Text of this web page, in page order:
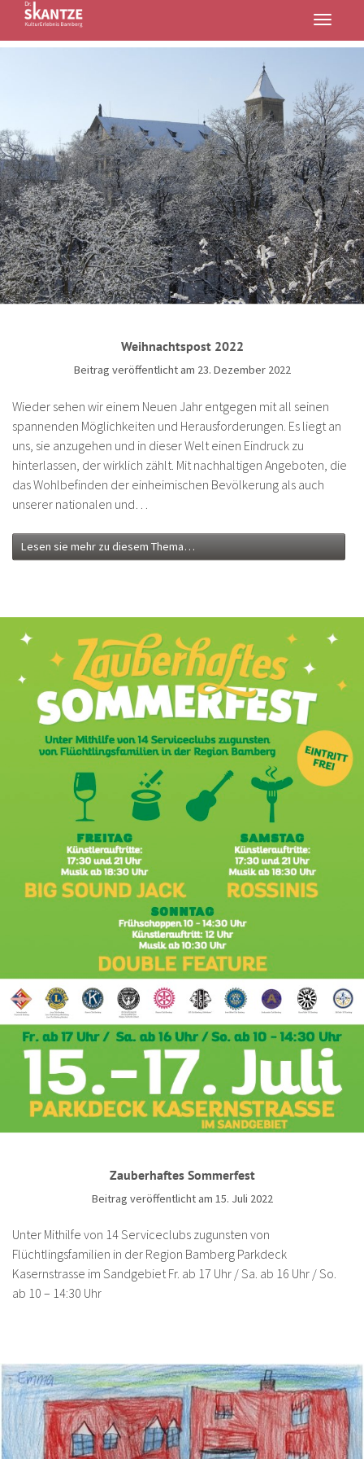
Toggle
Weihnachtspost 2022
Beitrag veröffentlicht am 23. Dezember 2022
Wieder sehen wir einem Neuen Jahr entgegen mit all seinen
spannenden Möglichkeiten und Herausforderungen. Es liegt an
uns, sie anzugehen und in dieser Welt einen Eindruck zu
hinterlassen, der wirklich zählt. Mit nachhaltigen Angeboten, die
das Wohlbefinden der einheimischen Bevölkerung als auch
unserer nationalen und…
Lesen sie mehr zu diesem Thema…
Zauberhaftes Sommerfest
Beitrag veröffentlicht am 15. Juli 2022
Unter Mithilfe von 14 Serviceclubs zugunsten von
Flüchtlingsfamilien in der Region Bamberg Parkdeck
Kasernstrasse im Sandgebiet Fr. ab 17 Uhr / Sa. ab 16 Uhr / So.
ab 10 – 14:30 Uhr